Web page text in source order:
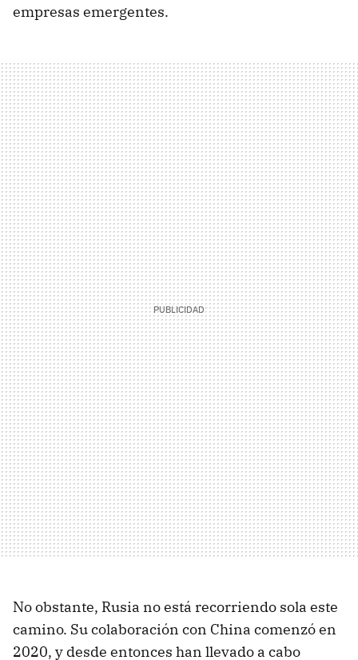
empresas emergentes.
No obstante, Rusia no está recorriendo sola este
camino. Su colaboración con China comenzó en
2020, y desde entonces han llevado a cabo